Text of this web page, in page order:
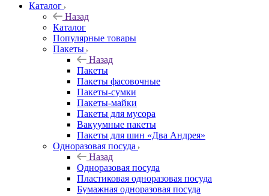
Каталог
Назад
Каталог
Популярные товары
Пакеты
Назад
Пакеты
Пакеты фасовочные
Пакеты-сумки
Пакеты-майки
Пакеты для мусора
Вакуумные пакеты
Пакеты для шин «Два Андрея»
Одноразовая посуда
Назад
Одноразовая посуда
Пластиковая одноразовая посуда
Бумажная одноразовая посуда